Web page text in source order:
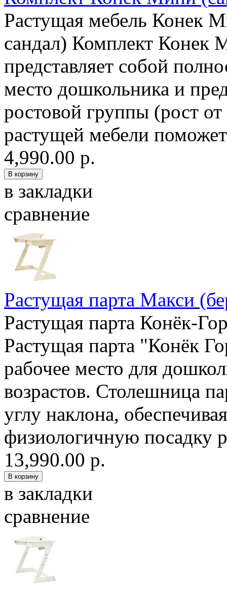
Растущая мебель Конек
сандал) Комплект Конек
представляет собой
место дошкольника и
ростовой группы (рост
растущей мебели
4,990.00 р.
в закладки
сравнение
Растущая парта Макси
Растущая парта Конёк-
Растущая парта "Конёк
рабочее место для
возрастов. Столешница
углу наклона,
физиологичную посадку
13,990.00 р.
в закладки
сравнение